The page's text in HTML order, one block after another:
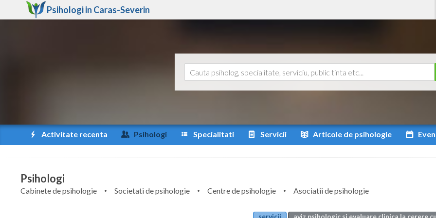
Psihologi in Caras-Severin
Activitate recenta Psihologi Specialitati Servicii Articole de psihologie
Psihologi
Cabinete de psihologie Societati de psihologie Centre de psihologie
Asociatii de psihologie
servicii
aviz psihologic si evaluare clinica la cerere